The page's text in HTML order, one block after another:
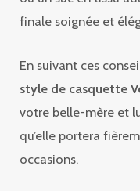
finale soignée et
En suivant ces
style de casquette
votre belle-mère et
qu’elle portera
occasions.